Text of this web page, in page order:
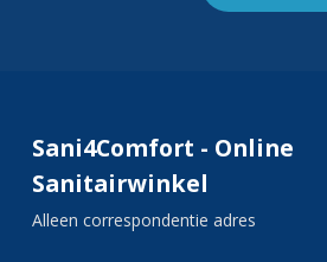
Sani4Comfort - Online
Sanitairwinkel
Alleen correspondentie adres